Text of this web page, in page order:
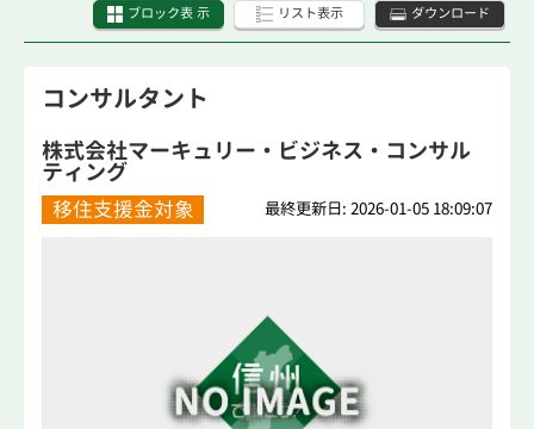
ブロック表 示 リスト表示 ダウンロード
コンサルタント
株式会社マーキュリー・ビジネス・コンサル
ティング
移住支援金対象 最終更新日: 2026-01-05 18:09:07